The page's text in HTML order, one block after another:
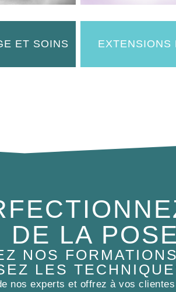
ET SOINS EXTENSIONS
DE LA
NOS
LES
nos experts et offrez à vos